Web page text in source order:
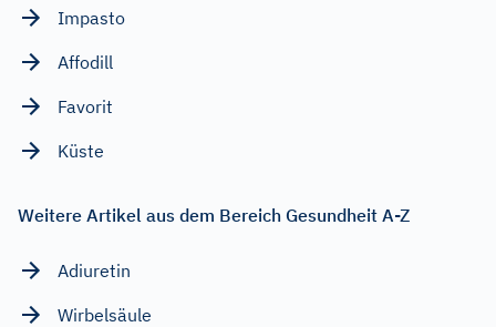
Impasto
Affodill
Favorit
Küste
Weitere Artikel aus dem Bereich Gesundheit A-Z
Adiuretin
Wirbelsäule